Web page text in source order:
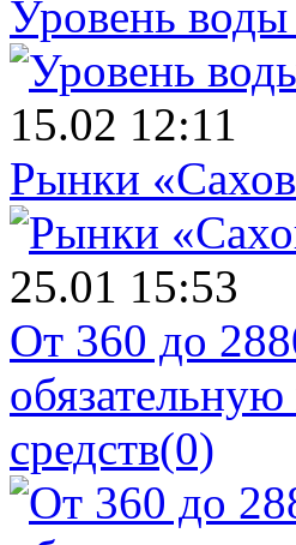
Уровень
15.02 12:11
Рынки
25.01 15:53
От 360 до
средств(0)